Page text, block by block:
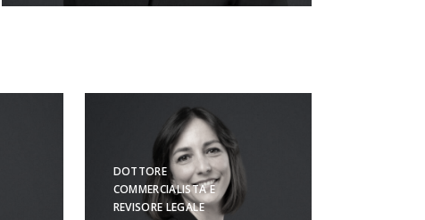
DOTTORE
COMMERCIALISTA E
REVISORE LEGALE